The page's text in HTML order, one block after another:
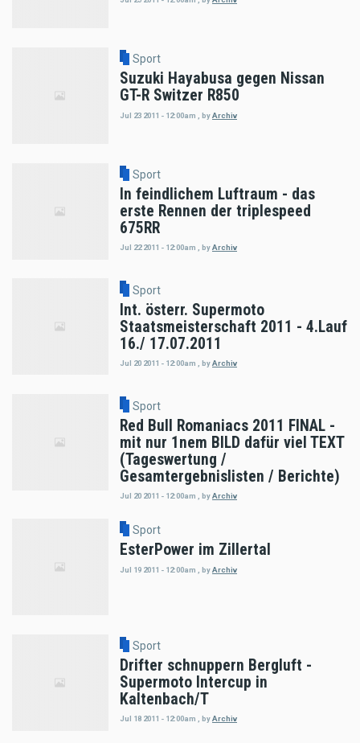
Sport
Suzuki Hayabusa gegen Nissan
GT-R Switzer R850
Jul 23 2011 - 12:00am byArchiv
Sport
In feindlichem Luftraum - das
erste Rennen der triplespeed
675RR
Jul 22 2011 - 12:00am , byArchiv
Sport
Int. österr. Supermoto
Staatsmeisterschaft 2011 - 4.Lauf
16./ 17.07.2011
Jul 20 2011 - 12:00am byArchiv
Sport
Red Bull Romaniacs 2011 FINAL -
mit nur 1nem BILD dafür viel TEXT
(Tageswertung /
Gesamtergebnislisten / Berichte)
Jul 20 2011 - 12:00am byArchiv
Sport
EsterPower im Zillertal
Jul 19 2011 - 12:00am byArchiv
Sport
Drifter schnuppern Bergluft -
Supermoto Intercup in
Kaltenbach/T
Jul 18 2011 - 12:00am , byArchiv